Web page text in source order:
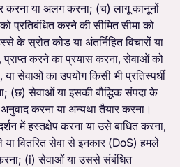
करना या अलग करना; (च) लागू कानूनों
प्रतिबंधित करने की सीमित सीमा को
के स्रोत कोड या अंतर्निहित विचारों या
प्राप्त करने का प्रयास करना, सेवाओं को
सेवाओं का उपयोग किसी भी प्रतिस्पर्धी
(छ) सेवाओं या इसकी बौद्धिक संपदा के
अनुवाद करना या अन्यथा तैयार करना।
में हस्तक्षेप करना या उसे बाधित करना,
वितरित सेवा से इनकार (DoS) हमले
(i) सेवाओं या उससे संबंधित